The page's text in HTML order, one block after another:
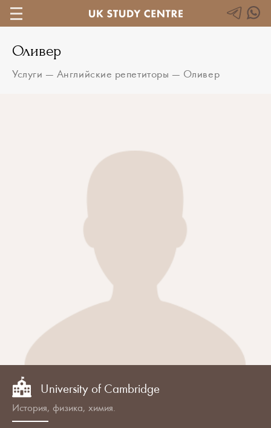
Оливер
Услуги — Английские репетиторы — Оливер
University of Cambridge
История, физика, химия.